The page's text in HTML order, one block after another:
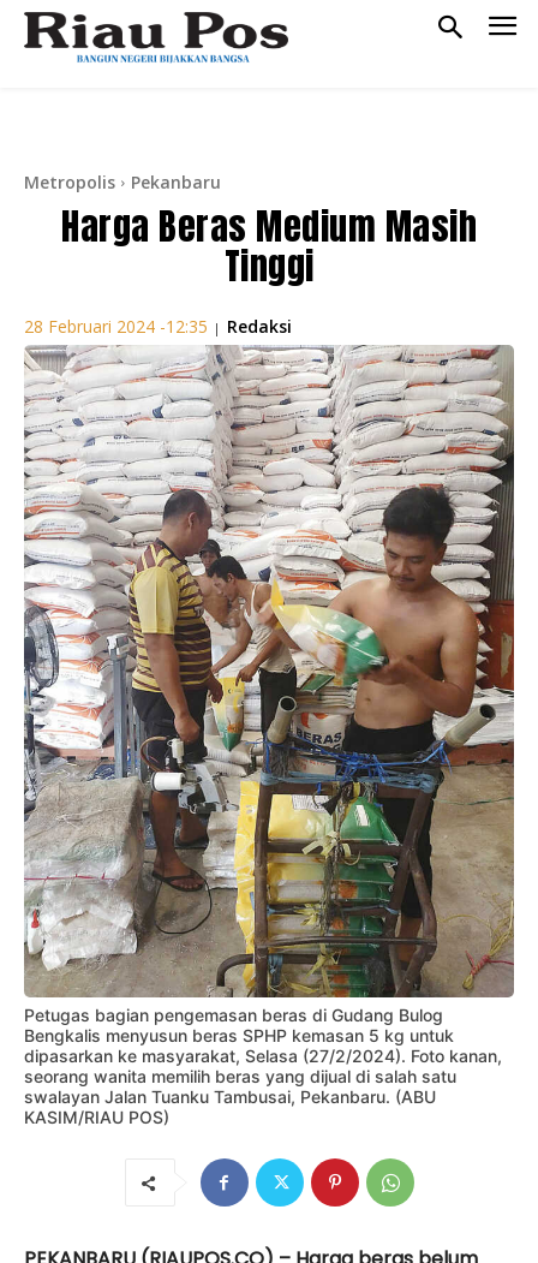
Metropolis Pekanbaru
Harga Beras Medium Masih
Tinggi
28 Februari 2024 -12:35 | Redaksi
Petugas bagian pengemasan beras di Gudang Bulog
Bengkalis menyusun beras SPHP kemasan 5 kg untuk
dipasarkan ke masyarakat, Selasa (27/2/2024). Foto kanan,
seorang wanita memilih beras yang dijual di salah satu
swalayan Jalan Tuanku Tambusai, Pekanbaru. (ABU
KASIM/RIAU POS)